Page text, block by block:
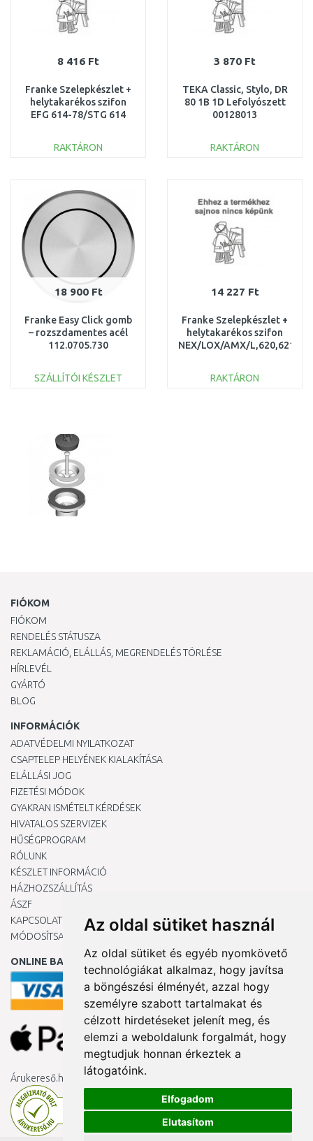
Az oldal sütiket használ
Az oldal sütiket és egyéb nyomkövető
technológiákat alkalmaz, hogy javítsa
a böngészési élményét, azzal hogy
személyre szabott tartalmakat és
célzott hirdetéseket jelenít meg, és
elemzi a weboldalunk forgalmát, hogy
megtudjuk honnan érkeztek a
látogatóink.
Elfogadom
Elutasítom
8 416 Ft
Franke Szelepkészlet +
helytakarékos szifon
EFG 614-78/STG 614
RAKTÁRON
Összehasonlítás
3 870 Ft
TEKA Classic, Stylo, DR
80 1B 1D Lefolyószett
00128013
RAKTÁRON
18 900 Ft
Franke Easy Click gomb
– rozszdamentes acél
112.0705.730
SZÁLLÍTÓI KÉSZLET
14 227 Ft
Franke Szelepkészlet +
helytakarékos szifon
NEX/LOX/AMX/L,620,621
RAKTÁRON
FIÓKOM
FIÓKOM
RENDELÉS STÁTUSZA
REKLAMÁCIÓ, ELÁLLÁS, MEGRENDELÉS TÖRLÉSE
HÍRLEVÉL
GYÁRTÓ
BLOG
INFORMÁCIÓK
ADATVÉDELMI NYILATKOZAT
CSAPTELEP HELYÉNEK KIALAKÍTÁSA
ELÁLLÁSI JOG
FIZETÉSI MÓDOK
GYAKRAN ISMÉTELT KÉRDÉSEK
HIVATALOS SZERVIZEK
HŰSÉGPROGRAM
RÓLUNK
KÉSZLET INFORMÁCIÓ
HÁZHOZSZÁLLÍTÁS
ÁSZF
KAPCSOLAT
MÓDOSÍTSA A COOKIE-BEÁLLÍTÁSAIMAT
ONLINE BANKKÁRTYÁVAL
Árukereső.hu